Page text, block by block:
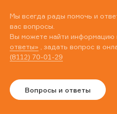
Мы всегда рады помочь и
вас вопросы.
Вы можете найти информацию
ответы» , задать вопрос в
(8112) 70-01-29
Вопросы и ответы